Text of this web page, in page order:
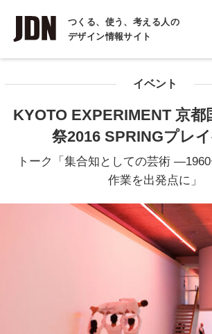
つくる、使う、考える人の
デザイン情報サイト
INTERVIEW
インタビュー
COLUMN
イベント
KYOTO EXPERIMENT 京都
祭2016 SPRINGプレ
トーク「集合知としての芸術
作業を出発点に」